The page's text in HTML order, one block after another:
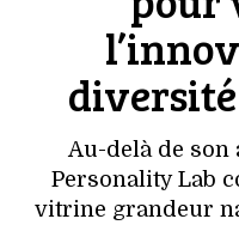
Au-delà de son
Personality Lab
vitrine grandeur